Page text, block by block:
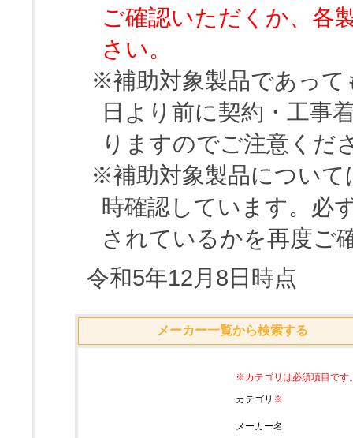
ご確認いただくか、各
さい。
※補助対象製品であって
日より前に契約・工事
りますのでご注意くだ
※補助対象製品につい
時確認しています。必
されているかを再度ご
令和5年12月8日時点
メーカー一覧から検索する
※カテゴリは必須項目です
カテゴリ ※
メーカー名